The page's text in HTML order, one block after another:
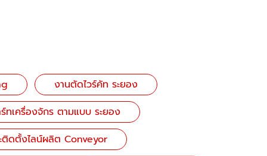
งานตัดไวร์คัท ระยอง
ทเครื่องจักร ตามแบบ ระยอง
ติดตั้งไลน์ผลิต Conveyor